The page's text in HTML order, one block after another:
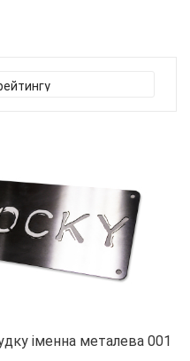
іменна металева 001